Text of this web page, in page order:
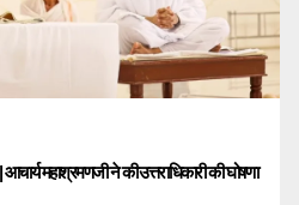
महाश्रमणजी ने की उत्तराधिकारी की घोषणा